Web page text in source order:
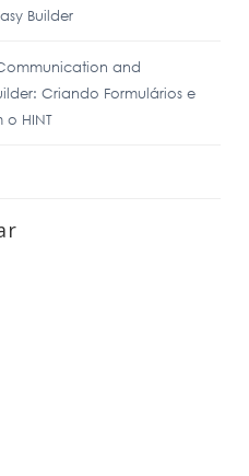
Builder
and
Criando Formulários e
HINT